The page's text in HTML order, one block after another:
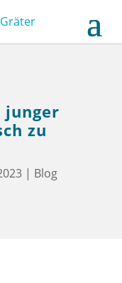
junger
zu
| Blog